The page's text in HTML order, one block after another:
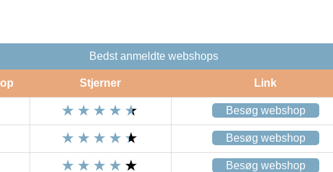
Bedst anmeldte webshops
Stjerner Link
Besøg webshop
Besøg webshop
Besøg webshop